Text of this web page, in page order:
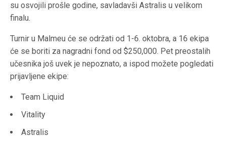
su osvojili prošle godine, savladavši Astralis u velikom
finalu.
Turnir u Malmeu će se održati od 1-6. oktobra, a 16 ekipa
će se boriti za nagradni fond od $250,000. Pet preostalih
učesnika još uvek je nepoznato, a ispod možete pogledati
prijavljene ekipe:
Team Liquid
Vitality
Astralis